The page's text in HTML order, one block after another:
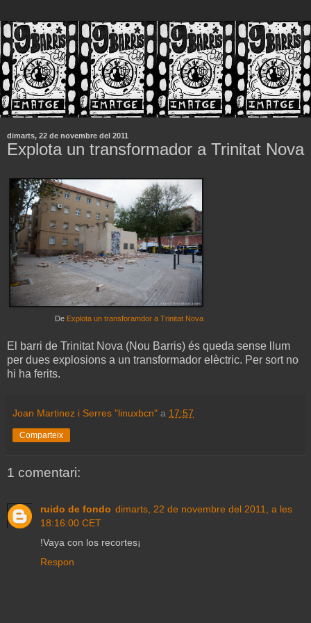
dimarts, 22 de novembre del 2011
Explota un transformador a Trinitat Nova
De Explota un transforamdor a Trinitat Nova
El barri de Trinitat Nova (Nou Barris) és queda sense llum
per dues explosions a un transformador elèctric. Per sort no
hi ha ferits.
Joan Martinez i Serres "linuxbcn" a 17:57
Comparteix
1 comentari:
ruido de fondo dimarts, 22 de novembre del 2011, a les
18:16:00 CET
!Vaya con los recortes¡
Respon